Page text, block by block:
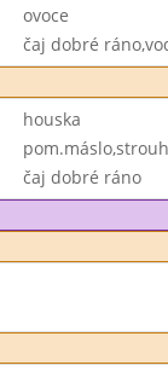
ovoce
čaj dobré
houska
čaj dobré ráno